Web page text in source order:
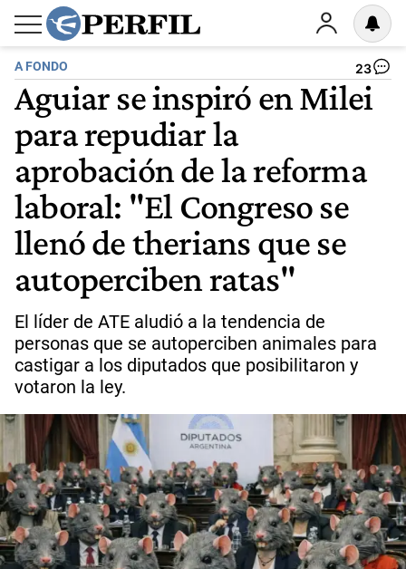
A FONDO 23
Aguiar se inspiró en Milei
para repudiar la
aprobación de la reforma
laboral: "El Congreso se
llenó de therians que se
autoperciben ratas"
El líder de ATE aludió a la tendencia de
personas que se autoperciben animales para
castigar a los diputados que posibilitaron y
votaron la ley.